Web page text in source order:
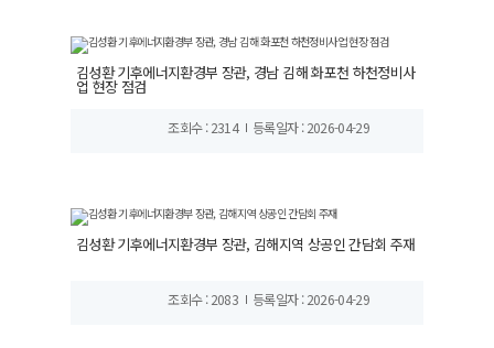
김성환 기후에너지환경부 장관, 경남 김해 화포천 하천정비사
업 현장 점검
조회수 : 2314 등록일자 : 2026-04-29
김성환 기후에너지환경부 장관, 김해지역 상공인 간담회 주재
조회수 : 2083 등록일자 : 2026-04-29